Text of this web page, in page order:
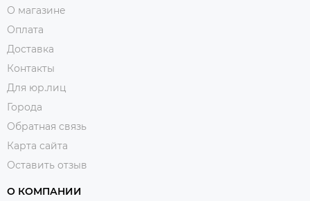
О магазине
Оплата
Доставка
Контакты
Для юр.лиц
Города
Обратная связь
Карта сайта
Оставить отзыв
О КОМПАНИИ